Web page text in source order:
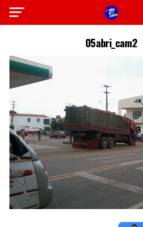
05abri_cam2